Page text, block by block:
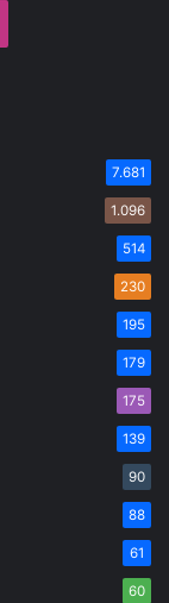
7.681
1.096
514
230
195
179
175
139
90
88
61
60